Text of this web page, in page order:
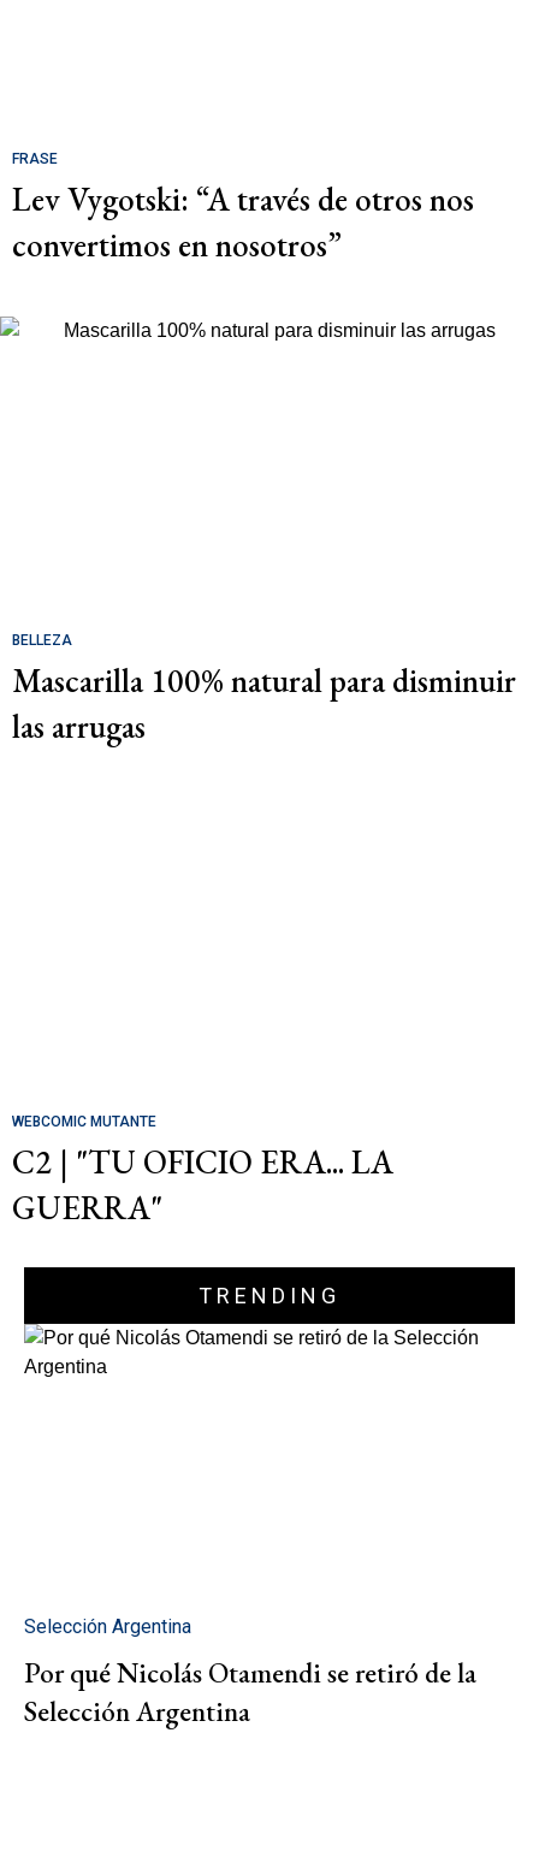
FRASE
Lev Vygotski: “A través de otros nos
convertimos en nosotros”
BELLEZA
Mascarilla 100% natural para disminuir
las arrugas
WEBCOMIC MUTANTE
C2 | "TU OFICIO ERA... LA
GUERRA"
TRENDING
Selección Argentina
Por qué Nicolás Otamendi se retiró de la
Selección Argentina